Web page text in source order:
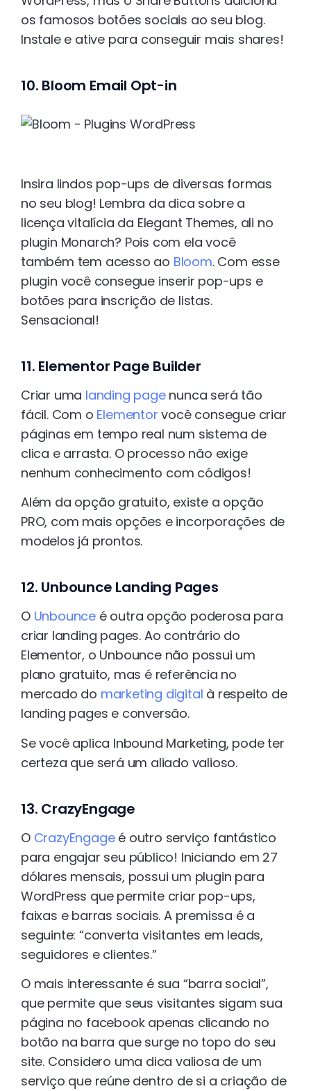
os famosos botões sociais ao seu blog.
Instale e ative para conseguir mais shares!
10. Bloom Email Opt-in
Insira lindos pop-ups de diversas formas
no seu blog! Lembra da dica sobre a
licença vitalícia da Elegant Themes, ali no
plugin Monarch? Pois com ela você
também tem acesso ao Bloom. Com esse
plugin você consegue inserir pop-ups e
botões para inscrição de listas.
Sensacional!
11. Elementor Page Builder
Criar uma landing pagenunca será tão
fácil. Com o Elementor você consegue criar
páginas em tempo real num sistema de
clica e arrasta. O processo não exige
nenhum conhecimento com códigos!
Além da opção gratuito, existe a opção
PRO, com mais opções e incorporações de
modelos já prontos.
12. Unbounce Landing Pages
O Unbounce é outra opção poderosa para
criar landing pages. Ao contrário do
Elementor, o Unbounce não possui um
plano gratuito, mas é referência no
mercado do marketing digital à respeito de
landing pages e conversão.
Se você aplica Inbound Marketing, pode ter
certeza que será um aliado valioso.
13. CrazyEngage
O CrazyEngageé outro serviço fantástico
para engajar seu público! Iniciando em 27
dólares mensais, possui um plugin para
WordPress que permite criar pop-ups,
faixas e barras sociais. A premissa é a
seguinte: “converta visitantes em leads,
seguidores e clientes.”
O mais interessante é sua “barra social”,
que permite que seus visitantes sigam sua
página no facebook apenas clicando no
botão na barra que surge no topo do seu
site. Considero uma dica valiosa de um
serviço que reúne dentro de si a criação de